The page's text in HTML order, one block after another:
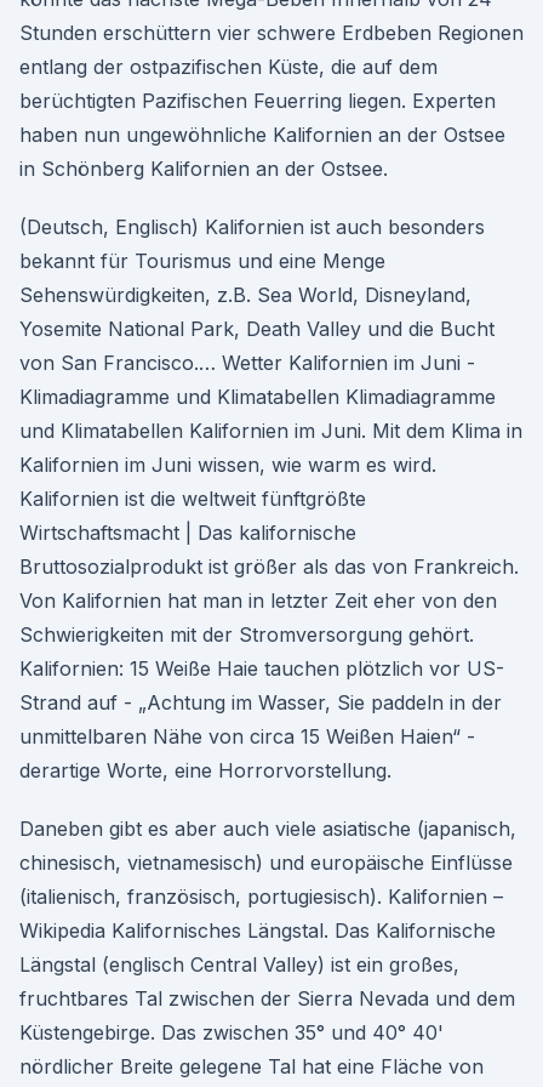
Stunden erschüttern vier schwere Erdbeben Regionen
entlang der ostpazifischen Küste, die auf dem
berüchtigten Pazifischen Feuerring liegen. Experten
haben nun ungewöhnliche Kalifornien an der Ostsee
in Schönberg Kalifornien an der Ostsee.
(Deutsch, Englisch) Kalifornien ist auch besonders
bekannt für Tourismus und eine Menge
Sehenswürdigkeiten, z.B. Sea World, Disneyland,
Yosemite National Park, Death Valley und die Bucht
von San Francisco.… Wetter Kalifornien im Juni -
Klimadiagramme und Klimatabellen Klimadiagramme
und Klimatabellen Kalifornien im Juni. Mit dem Klima in
Kalifornien im Juni wissen, wie warm es wird.
Kalifornien ist die weltweit fünftgrößte
Wirtschaftsmacht | Das kalifornische
Bruttosozialprodukt ist größer als das von Frankreich.
Von Kalifornien hat man in letzter Zeit eher von den
Schwierigkeiten mit der Stromversorgung gehört.
Kalifornien: 15 Weiße Haie tauchen plötzlich vor US-
Strand auf - „Achtung im Wasser, Sie paddeln in der
unmittelbaren Nähe von circa 15 Weißen Haien“ -
derartige Worte, eine Horrorvorstellung.
Daneben gibt es aber auch viele asiatische (japanisch,
chinesisch, vietnamesisch) und europäische Einflüsse
(italienisch, französisch, portugiesisch). Kalifornien –
Wikipedia Kalifornisches Längstal. Das Kalifornische
Längstal (englisch Central Valley) ist ein großes,
fruchtbares Tal zwischen der Sierra Nevada und dem
Küstengebirge. Das zwischen 35° und 40° 40'
nördlicher Breite gelegene Tal hat eine Fläche von